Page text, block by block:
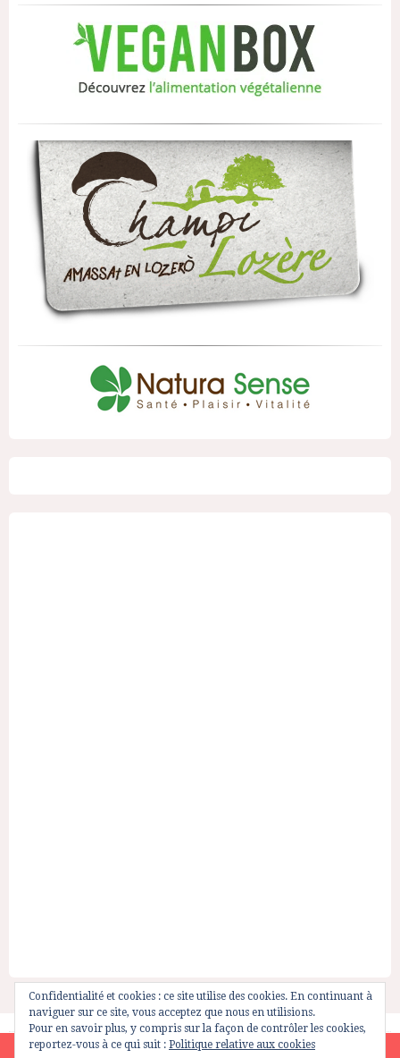
Confidentialité et cookies : ce site utilise des cookies. En continuant à
naviguer sur ce site, vous acceptez que nous en utilisions.
Pour en savoir plus, y compris sur la façon de contrôler les cookies,
reportez-vous à ce qui suit : Politique relative aux cookies